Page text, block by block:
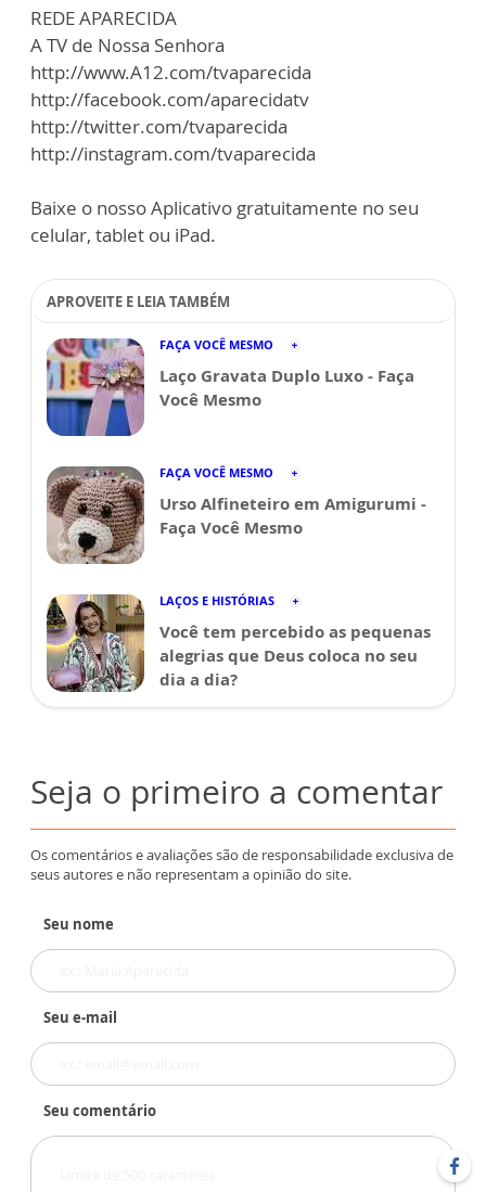
REDE APARECIDA
A TV de Nossa Senhora
http://www.A12.com/tvaparecida
http://facebook.com/aparecidatv
http://twitter.com/tvaparecida
http://instagram.com/tvaparecida
Baixe o nosso Aplicativo gratuitamente no seu
celular, tablet ou iPad.
APROVEITE E LEIA TAMBÉM
FAÇA VOCÊ MESMO
Laço Gravata Duplo Luxo - Faça
Você Mesmo
FAÇA VOCÊ MESMO
Urso Alfineteiro em Amigurumi -
Faça Você Mesmo
LAÇOS E HISTÓRIAS
Você tem percebido as pequenas
alegrias que Deus coloca no seu
dia a dia?
Seja o primeiro a comentar
Os comentários e avaliações são de responsabilidade exclusiva de
seus autores e não representam a opinião do site.
Seu nome
Seu e-mail
Seu comentário